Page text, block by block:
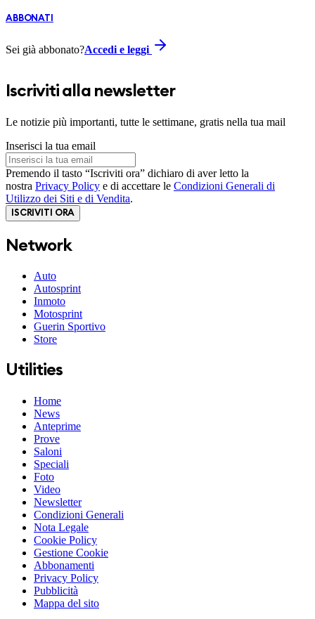
ABBONATI
Sei già abbonato?Accedi e leggi
Iscriviti alla newsletter
Le notizie più importanti, tutte le settimane, gratis nella tua mail
Inserisci la tua email
Premendo il tasto “Iscriviti ora” dichiaro di aver letto la
nostra Privacy Policy e di accettare le Condizioni Generali di
Utilizzo dei Siti e di Vendita.
ISCRIVITI ORA
Network
Auto
Autosprint
Inmoto
Motosprint
Guerin Sportivo
Store
Utilities
Home
News
Anteprime
Prove
Saloni
Speciali
Foto
Video
Newsletter
Condizioni Generali
Nota Legale
Cookie Policy
Gestione Cookie
Abbonamenti
Privacy Policy
Pubblicità
Mappa del sito